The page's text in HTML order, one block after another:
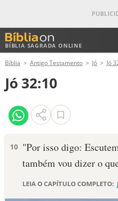
BÍBLIA SAGRADA ONLINE
ANTIGO TESTAMENTO
NOVO TESTAMENTO
VERSÍCULOS
PALAVRA DO DIA
Bíblia Antigo Testamento Jó Jó
Jó 32:10
10 "Por isso digo:
também vou dizer o
LEIA O CAPÍTULO COMPLETO: